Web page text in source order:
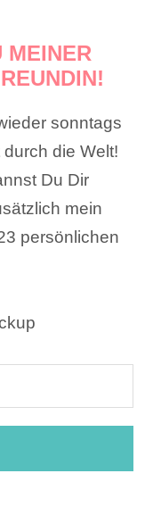
MEINER
sonntags
die Welt!
Du Dir
mein
persönlichen